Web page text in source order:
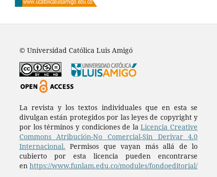
© Universidad Católica Luis Amigó
La revista y los textos individuales que en esta se
divulgan están protegidos por las leyes de copyright y
por los términos y condiciones de laLicencia Creative
Commons Atribución-No Comercial-Sin Derivar 4.0
Internacional. Permisos que vayan más allá de lo
cubierto por esta licencia pueden encontrarse
en https://www.funlam.edu.co/modules/fondoeditorial/